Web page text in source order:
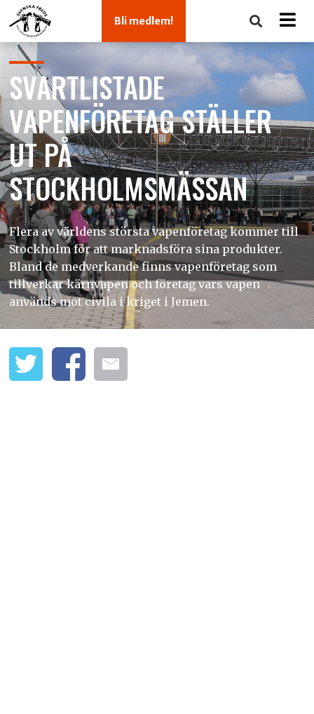
Bli medlem!
SVARTLISTADE
VAPENFÖRETAG STÄLLER
UT PÅ
STOCKHOLMSMÄSSAN
Flera av världens största vapenföretag kommer till
Stockholm för att marknadsföra sina produkter.
Bland de medverkande finns vapenföretag som
tillverkar kärnvapen och företag vars vapen
används mot civila i kriget i Jemen.